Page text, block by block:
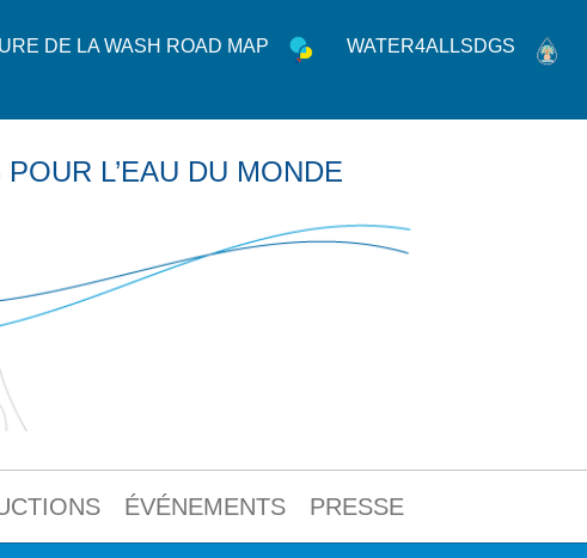
DE LA WASH ROAD MAP WATER4ALLSDGS
L’EAU DU MONDE
ÉVÉNEMENTS PRESSE